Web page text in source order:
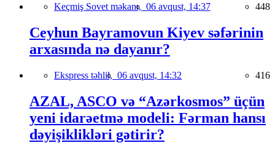
Keçmiş Sovet məkanı, 06 avqust, 14:37 448
Ceyhun Bayramovun Kiyev səfərinin
arxasında nə dayanır?
Ekspress təhlil, 06 avqust, 14:32 416
AZAL, ASCO və “Azərkosmos” üçün
yeni idarəetmə modeli: Fərman hansı
dəyişiklikləri gətirir?